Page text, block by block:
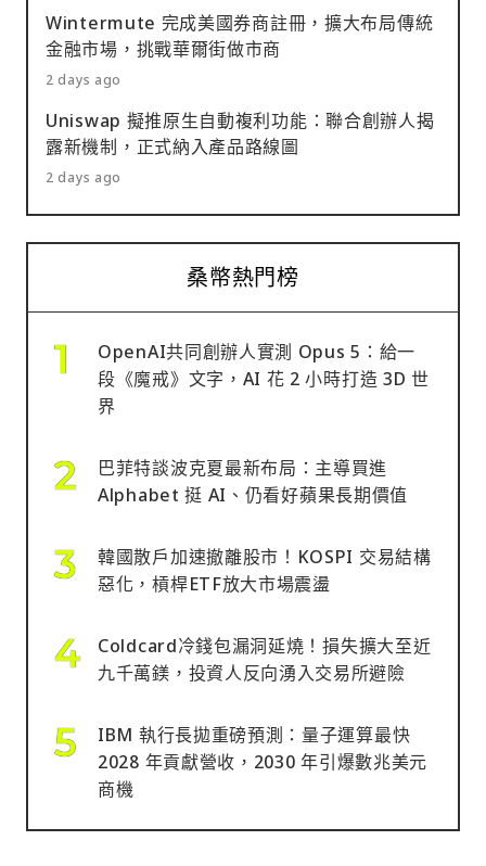
Wintermute 完成美國券商註冊，擴大布局傳統
金融市場，挑戰華爾街做市商
2 days ago
Uniswap 擬推原生自動複利功能：聯合創辦人揭
露新機制，正式納入產品路線圖
2 days ago
桑幣熱門榜
OpenAI共同創辦人實測 Opus 5：給一
段《魔戒》文字，AI 花 2 小時打造 3D 世
界
巴菲特談波克夏最新布局：主導買進
Alphabet 挺 AI、仍看好蘋果長期價值
韓國散戶加速撤離股市！KOSPI 交易結構
惡化，槓桿ETF放大市場震盪
Coldcard冷錢包漏洞延燒！損失擴大至近
九千萬鎂，投資人反向湧入交易所避險
IBM 執行長拋重磅預測：量子運算最快
2028 年貢獻營收，2030 年引爆數兆美元
商機